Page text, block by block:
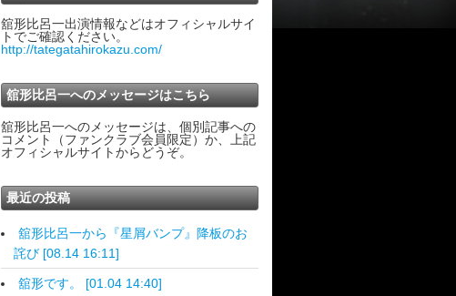
舘形比呂一出演情報などはオフィシャルサイ
トでご確認ください。
http://tategatahirokazu.com/
舘形比呂一へのメッセージはこちら
舘形比呂一へのメッセージは、個別記事への
コメント（ファンクラブ会員限定）か、上記
オフィシャルサイトからどうぞ。
最近の投稿
舘形比呂一から『星屑バンプ』降板のお
詫び [08.14 16:11]
舘形です。 [01.04 14:40]